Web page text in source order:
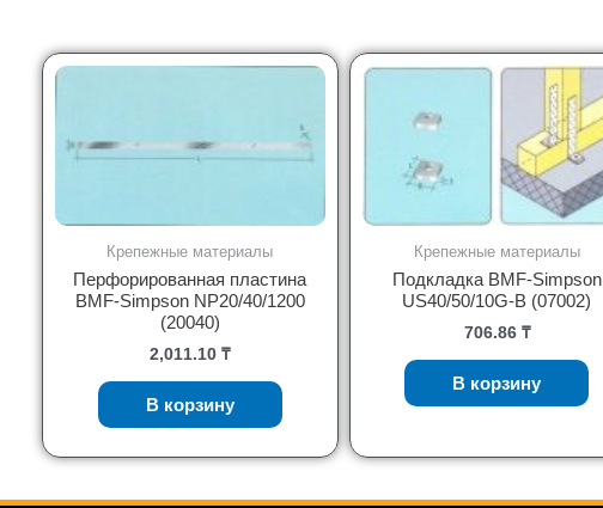
Крепежные материалы
Перфорированная пластина
BMF-Simpson NP20/40/1200
(20040)
2,011.10₸
В корзину
Крепежные материалы
Подкладка BMF-Simpson
US40/50/10G-B (07002)
706.86 ₸
В корзину